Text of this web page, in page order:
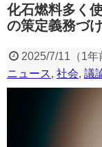
一部のコンテンツが表
たりする場合があります
化石燃料多く
の策定義務づ
2025/7/11 （1年
ニュース, 社会, 議